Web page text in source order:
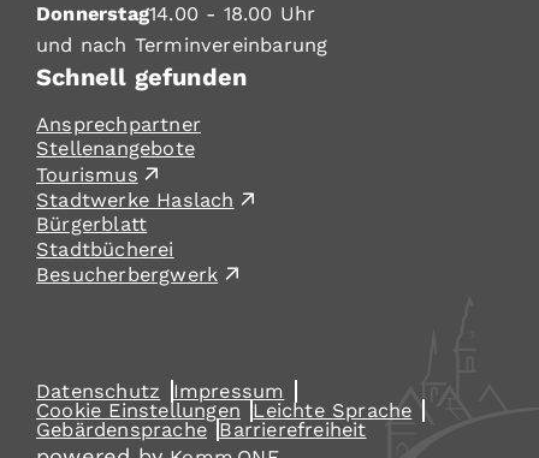
Donnerstag14.00 - 18.00 Uhr
und nach Terminvereinbarung
Schnell gefunden
Ansprechpartner
Stellenangebote
Tourismus
Stadtwerke Haslach
Bürgerblatt
Stadtbücherei
Besucherbergwerk
Datenschutz
Impressum
Cookie Einstellungen
Leichte Sprache
Gebärdensprache Barrierefreiheit